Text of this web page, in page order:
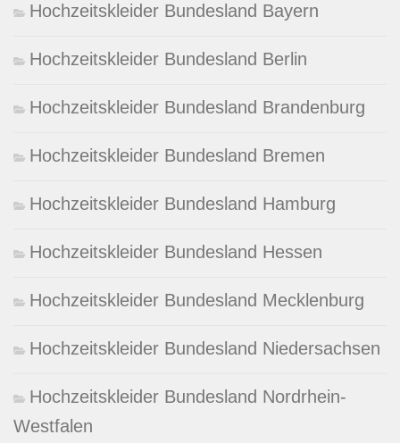
Hochzeitskleider Bundesland Bayern
Hochzeitskleider Bundesland Berlin
Hochzeitskleider Bundesland Brandenburg
Hochzeitskleider Bundesland Bremen
Hochzeitskleider Bundesland Hamburg
Hochzeitskleider Bundesland Hessen
Hochzeitskleider Bundesland Mecklenburg
Hochzeitskleider Bundesland Niedersachsen
Hochzeitskleider Bundesland Nordrhein-
Westfalen